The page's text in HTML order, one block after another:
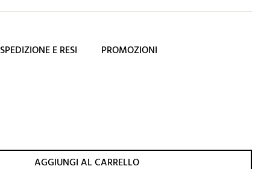
SPEDIZIONE E RESI
PROMOZIONI
AGGIUNGI AL CARRELLO